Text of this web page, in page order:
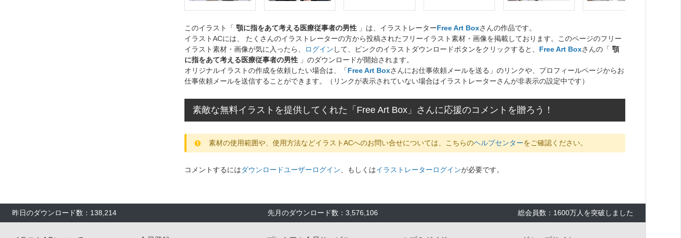
このイラスト「 顎に指をあて考える医療従事者の男性 」は、イラストレーターFree Art Boxさんの作品です。
イラストACには、 たくさんのイラストレーターの方から投稿されたフリーイラスト素材・画像を掲載しております。このページのフリー
イラスト素材・画像が気に入ったら、
ログイン して、ピンクのイラストダウンロードボタンをクリックすると、 Free Art Boxさんの「 顎
に指をあて考える医療従事者の男性 」のダウンロードが開始されます。
オリジナルイラストの作成を依頼したい場合は、「Free Art Boxさんにお仕事依頼メールを送る」のリンクや、プロフィールページからお
仕事依頼メールを送信することができます。（リンクが表示されていない場合はイラストレーターさんが非表示の設定中です）
素敵な無料イラストを提供してくれた「Free Art Box」さんに応援のコメントを贈ろう！
素材の使用範囲や、使用方法などイラストACへのお問い合せについては、こちらのヘルプセンターをご確認ください。
コメントするにはダウンロードユーザーログイン、もしくはイラストレーターログインが必要です。
昨日のダウンロード数：138,214 先月のダウンロード数：3,576,106 総会員数：1600万人を突破しました